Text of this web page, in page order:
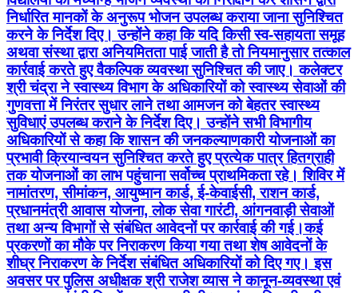
निर्धारित मानकों के अनुरूप भोजन उपलब्ध कराया जाना सुनिश्चित
करने के निर्देश दिए। उन्होंने कहा कि यदि किसी स्व-सहायता समूह
अथवा संस्था द्वारा अनियमितता पाई जाती है तो नियमानुसार तत्काल
कार्रवाई करते हुए वैकल्पिक व्यवस्था सुनिश्चित की जाए। कलेक्टर
श्री चंद्रा ने स्वास्थ्य विभाग के अधिकारियों को स्वास्थ्य सेवाओं की
गुणवत्ता में निरंतर सुधार लाने तथा आमजन को बेहतर स्वास्थ्य
सुविधाएं उपलब्ध कराने के निर्देश दिए। उन्होंने सभी विभागीय
अधिकारियों से कहा कि शासन की जनकल्याणकारी योजनाओं का
प्रभावी क्रियान्वयन सुनिश्चित करते हुए प्रत्येक पात्र हितग्राही
तक योजनाओं का लाभ पहुंचाना सर्वोच्च प्राथमिकता रहे। शिविर में
नामांतरण, सीमांकन, आयुष्मान कार्ड, ई-केवाईसी, राशन कार्ड,
प्रधानमंत्री आवास योजना, लोक सेवा गारंटी, आंगनवाड़ी सेवाओं
तथा अन्य विभागों से संबंधित आवेदनों पर कार्रवाई की गई।कई
प्रकरणों का मौके पर निराकरण किया गया तथा शेष आवेदनों के
शीघ्र निराकरण के निर्देश संबंधित अधिकारियों को दिए गए। इस
अवसर पर पुलिस अधीक्षक श्री राजेश व्यास ने कानून-व्यवस्था एवं